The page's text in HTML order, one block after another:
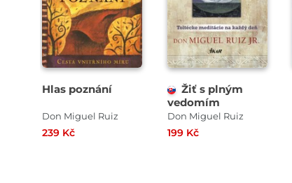
Hlas poznání
Don Miguel Ruiz
239 Kč
Žiť s plným
vedomím
Don Miguel Ruiz
199 Kč